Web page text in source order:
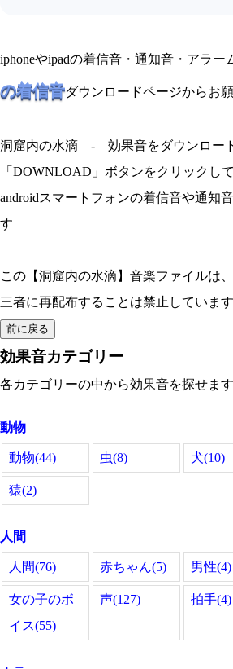
iphoneやipadの着信音・通知音・アラー
の着信音ダウンロードページからお願
洞窟内の水滴 - 効果音をダウンロー
「DOWNLOAD」ボタンをクリックし
androidスマートフォンの着信音や通知
す
この【洞窟内の水滴】音楽ファイルは
三者に再配布することは禁止しています
効果音カテゴリー
各カテゴリーの中から効果音を探せます
動物
動物(44) 虫(8) 犬(10)
猿(2)
人間
人間(76) 赤ちゃん(5) 男性(4)
女の子のボ
イス(55)
声(127) 拍手(4)